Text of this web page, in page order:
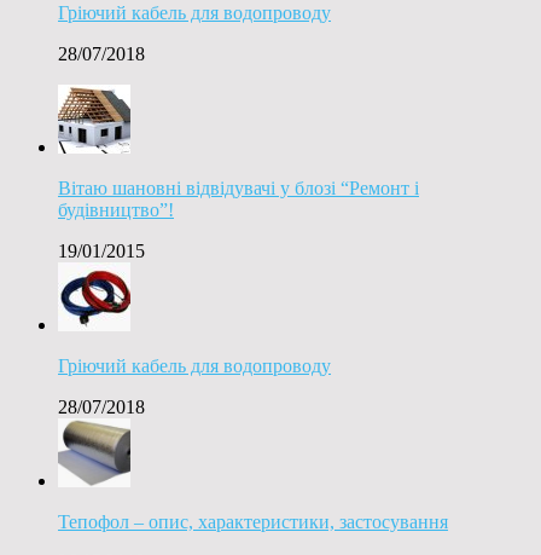
Гріючий кабель для водопроводу
28/07/2018
Вітаю шановні відвідувачі у блозі “Ремонт і
будівництво”!
19/01/2015
Гріючий кабель для водопроводу
28/07/2018
Тепофол – опис, характеристики, застосування